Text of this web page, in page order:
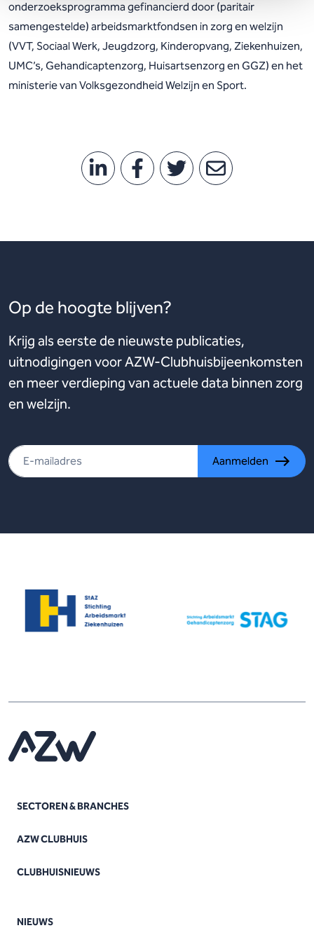
onderzoeksprogramma gefinancierd door (paritair
samengestelde) arbeidsmarktfondsen in zorg en welzijn
(VVT, Sociaal Werk, Jeugdzorg, Kinderopvang, Ziekenhuizen,
UMC’s, Gehandicaptenzorg, Huisartsenzorg en GGZ) en het
ministerie van Volksgezondheid Welzijn en Sport.
Op de hoogte blijven?
Krijg als eerste de nieuwste publicaties,
uitnodigingen voor AZW-Clubhuisbijeenkomsten
en meer verdieping van actuele data binnen zorg
en welzijn.
Aanmelden
SECTOREN & BRANCHES
AZW CLUBHUIS
CLUBHUISNIEUWS
NIEUWS